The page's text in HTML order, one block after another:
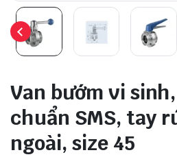
Van bướm vi
chuẩn SMS, tay
ngoài, size 45